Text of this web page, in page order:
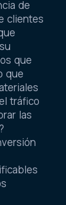
de
clientes
que
que
tráfico
las